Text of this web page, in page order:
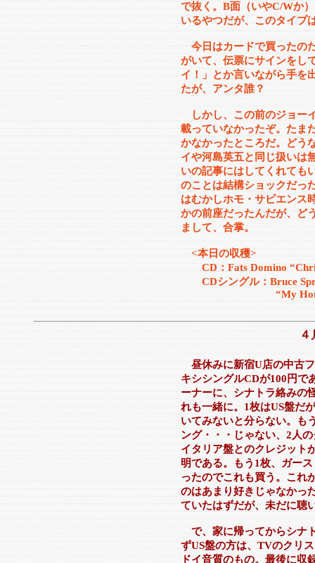
で抜く。B面（いやC/Wか
いるやつだが、このタイプ
今日はカードで買ったの
がいて、伝票にサインをし
イ！」とか言いながら手を
たが、アンタ誰？
しかし、この前のジョー
載っていなかったぞ。たま
かなかったところだ。どう
イや河島英五と同じ扱いは
いの記事にはしてくれても
のことは結構ショックだっ
はむかしホモ・サピエンス
かの前座だったんだが、ど
まして、合掌。
<本日の収穫>
CD：Fats Domino
CDシングル：Bruce
“My Hometown/
４
昼休みに新宿U店の中古
キシシングルCDが100円で
ーナーに、シナトラ絡みの
れも一緒に。1枚はUS盤だ
いてみないと分らない。も
ング・・・じゃない、2人
イタリア盤とのクレジット
明である。もう1枚、ガー
ったのでこれも買う。これ
のはあまり好きじゃなかっ
ていたはずだが、未だに聴
で、家に帰ってからシナ
ずUS盤の方は、TVのクリ
ドイ音質のもの。最後に収